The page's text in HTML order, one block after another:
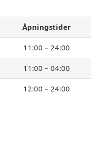
Åpningstider
11:00 – 24:00
11:00 – 04:00
12:00 – 24:00